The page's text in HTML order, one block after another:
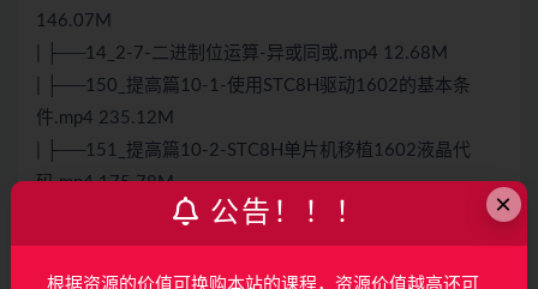
146.07M
| ├──14_2-7-二进制位运算-异或同或.mp4 12.68M
| ├──150_提高篇10-1-使用STC8H驱动1602的基本条
件.mp4 235.12M
| ├──151_提高篇10-2-STC8H单片机移植1602液晶代
码.mp4 175.78M
| ├──152_提高篇10-3-STC8H单片机AD转换串口输
出.mp4 204.77M
| ├──153_提高篇10-4-STC8H单片机AD值与实际电压的
×
公告！！！
根据资源的价值可换购本站的课程，资源价值越高还可